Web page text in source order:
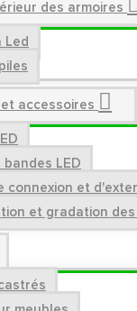
des armoires
Led
et accessoires
bandes LED
connexion et
et gradation des